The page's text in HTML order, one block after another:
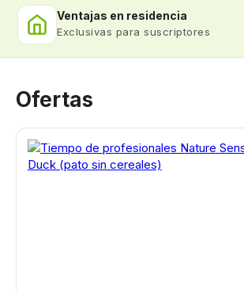
Ventajas en residencia
Exclusivas para suscriptores
Ofertas